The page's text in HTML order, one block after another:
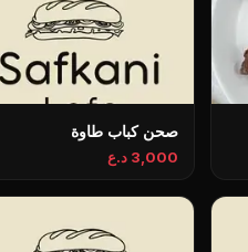
صحن كباب طاوة
3,000 د.ع